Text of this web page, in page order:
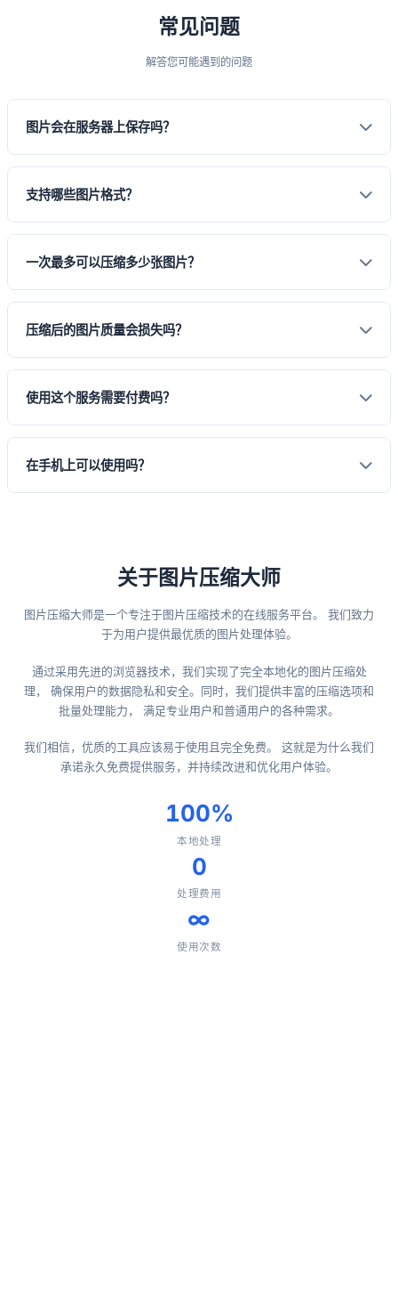
常见问题
解答您可能遇到的问题
图片会在服务器上保存吗？
到服务器。
支持哪些图片格式？
以选择 JPG 或 PNG。
一次最多可以压缩多少张图片？
进行以获得更好的性能。
压缩后的图片质量会损失吗？
只减小文件体积； 有损压缩可在文件大小和画质之间取得最佳平
使用这个服务需要付费吗？
功能收费。
在手机上可以使用吗？
关于图片压缩大师
图片压缩大师是一个专注于图片压缩技术的在线服务平台。 我们致力
于为用户提供最优质的图片处理体验。
通过采用先进的浏览器技术，我们实现了完全本地化的图片压缩处
理， 确保用户的数据隐私和安全。同时，我们提供丰富的压缩选项和
批量处理能力， 满足专业用户和普通用户的各种需求。
我们相信，优质的工具应该易于使用且完全免费。 这就是为什么我们
承诺永久免费提供服务，并持续改进和优化用户体验。
100%
本地处理
0
处理费用
∞
使用次数